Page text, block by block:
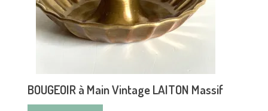
BOUGEOIR à Main Vintage LAITON Massif